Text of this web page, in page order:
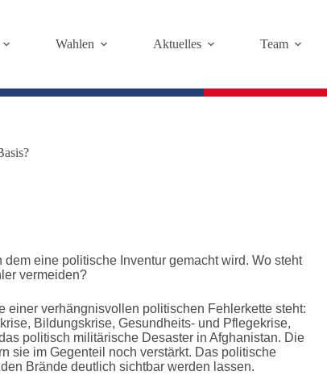
Wahlen Aktuelles Team
eine politische Inventur gemacht wird. Wo steht
vermeiden?
einer verhängnisvollen politischen Fehlerkette steht:
Bildungskrise, Gesundheits- und Pflegekrise,
politisch militärische Desaster in Afghanistan. Die
sie im Gegenteil noch verstärkt. Das politische
Brände deutlich sichtbar werden lassen.